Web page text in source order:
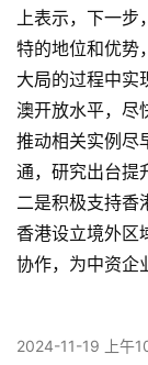
首
页
上表示，下一步
特的地位和优势
大局的过程中实
澳开放水平，尽
推动相关实例尽
通，研究出台提
二是积极支持香
香港设立境外区
协作，为中资企
2024-11-19 上午